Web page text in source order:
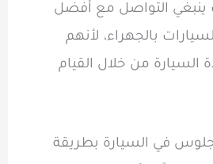
التواصل مع أفضل
بالجهراء، لأنهم
السيارة من خلال القيام
في السيارة بطريقة